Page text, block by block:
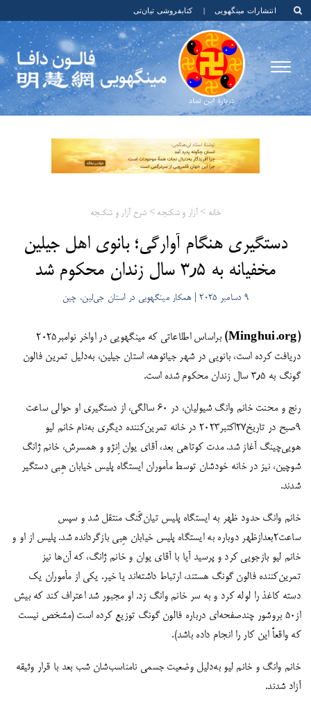
انتشارات مینگهویی | کتابفروشی تیان‌تی
خانه >آزار و شکنجه > شرح آزار و شکنجه
دستگیری هنگام آوارگی؛ بانوی اهل جیلین
مخفیانه به ۳٫۵ سال زندان محکوم شد
9 دسامبر 2025 | همکار مینگهویی در استان جی‌لین، چین
(Minghui.org)
براساس اطلاعاتی که مینگهویی در اواخر نوامبر۲۰۲۵
دریافت کرده است، بانویی در شهر جیائوهه، استان جیلین، به‌دلیل تمرین فالون
گونگ به ۳٫۵ سال زندان محکوم شده است.
رنج و محنت خانم وانگ شیولیان، در ۶۰ سالگی، از دستگیری او حوالی ساعت
۹صبح در تاریخ۲۷اکتبر۲۰۲۳ در خانه تمرین‌کننده دیگری به‌نام خانم لیو
هویی‌چینگ آغاز شد. مدت کوتاهی بعد، آقای یوان اِنژو و همسرش، خانم ژانگ
شوچین، نیز در خانه خودشان توسط مأموران ایستگاه پلیس خیابان هِبی دستگیر
شدند.
خانم وانگ حدود ظهر به ایستگاه پلیس تیان‌گَنگ منتقل شد و سپس
ساعت۲بعدازظهر دوباره به ایستگاه پلیس خیابان هِبی بازگردانده شد. پلیس از او و
خانم لیو بازجویی کرد و پرسید آیا با آقای یوان و خانم ژانگ، که آن‌ها نیز
تمرین‌کننده فالون گونگ هستند، ارتباط داشته‌اند یا خیر. یکی از مأموران یک
دسته‌ کاغذ را لوله کرد و به سر خانم وانگ زد. او مجبور شد اعتراف کند که بیش
از۵۰ بروشور چندصفحه‌ای درباره فالون گونگ توزیع کرده است (مشخص نیست
که واقعاً این کار را انجام داده باشد).
خانم وانگ و خانم لیو به‌دلیل وضعیت جسمی نامناسب‌شان شب بعد با قرار وثیقه
آزاد شدند.